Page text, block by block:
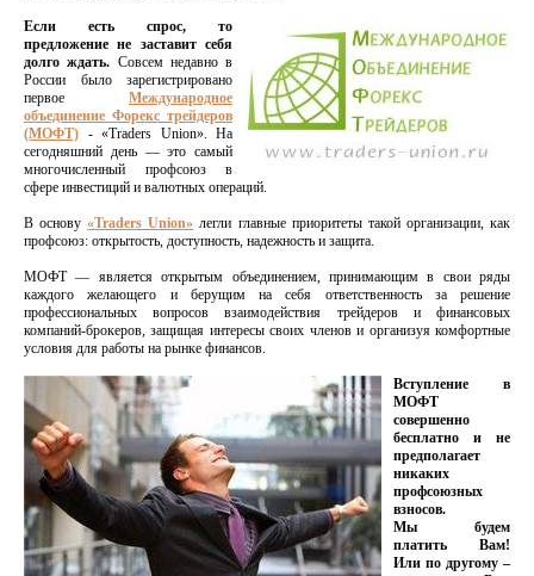
Если есть спрос, то
предложение не заставит себя
долго ждать. Совсем недавно в
России было зарегистрировано
первое Международное
объединение Форекс трейдеров
(МОФТ) - «Traders Union». На
сегодняшний день — это самый
многочисленный профсоюз в
сфере инвестиций и валютных операций.
В основу«Traders Union» легли главные приоритеты такой организации, как
профсоюз: открытость, доступность, надежность и защита.
МОФТ — является открытым объединением, принимающим в свои ряды
каждого желающего и берущим на себя ответственность за решение
профессиональных вопросов взаимодействия трейдеров и финансовых
компаний-брокеров, защищая интересы своих членов и организуя комфортные
условия для работы на рынке финансов.
Вступление в
МОФТ
совершенно
бесплатно и не
предполагает
никаких
профсоюзных
взносов.
Мы будем
платить Вам!
Или по другому –